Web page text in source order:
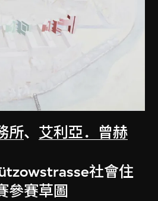
所、 艾利亞．曾赫
社會住
參賽草圖